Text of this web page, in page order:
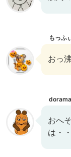
もっふ
おっ
おへ
は・